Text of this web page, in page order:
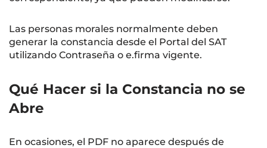
Las personas morales normalmente deben
generar la constancia desde el Portal del SAT
utilizando Contraseña o e.firma vigente.
Qué Hacer si la Constancia no se
Abre
En ocasiones, el PDF no aparece después de